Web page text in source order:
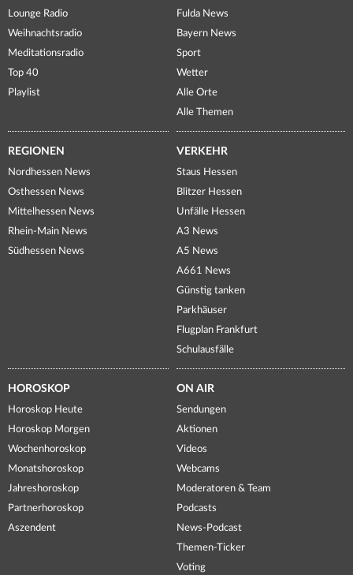
Lounge Radio
Weihnachtsradio
Meditationsradio
Top 40
Playlist
Fulda News
Bayern News
Sport
Wetter
Alle Orte
Alle Themen
REGIONEN
Nordhessen News
Osthessen News
Mittelhessen News
Rhein-Main News
Südhessen News
VERKEHR
Staus Hessen
Blitzer Hessen
Unfälle Hessen
A3 News
A5 News
A661 News
Günstig tanken
Parkhäuser
Flugplan Frankfurt
Schulausfälle
HOROSKOP
Horoskop Heute
Horoskop Morgen
Wochenhoroskop
Monatshoroskop
Jahreshoroskop
Partnerhoroskop
Aszendent
ON AIR
Sendungen
Aktionen
Videos
Webcams
Moderatoren & Team
Podcasts
News-Podcast
Themen-Ticker
Voting